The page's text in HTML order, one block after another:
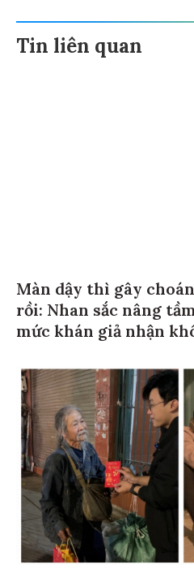
Tin liên quan
Màn dậy thì gây
rồi: Nhan sắc nâng
mức khán giả nhận